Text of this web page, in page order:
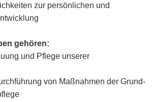
zur persönlichen und
gehören:
und Pflege unserer
von Maßnahmen der Grund-